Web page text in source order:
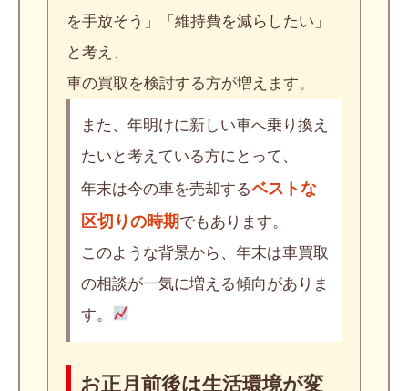
を手放そう」「維持費を減らしたい」
と考え、
車の買取を検討する方が増えます。
また、年明けに新しい車へ乗り換え
たいと考えている方にとって、
年末は今の車を売却するベストな
区切りの時期でもあります。
このような背景から、年末は車買取
の相談が一気に増える傾向がありま
す。
お正月前後は生活環境が変